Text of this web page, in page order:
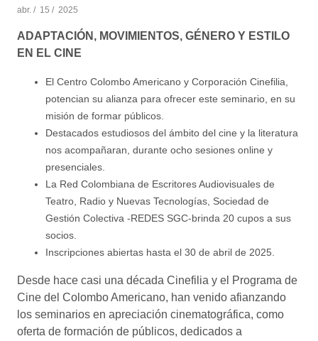
abr. / 15 / 2025
ADAPTACIÓN, MOVIMIENTOS, GÉNERO Y ESTILO
EN EL CINE
El Centro Colombo Americano y Corporación Cinefilia,
potencian su alianza para ofrecer este seminario, en su
misión de formar públicos.
Destacados estudiosos del ámbito del cine y la literatura
nos acompañaran, durante ocho sesiones online y
presenciales.
La Red Colombiana de Escritores Audiovisuales de
Teatro, Radio y Nuevas Tecnologías, Sociedad de
Gestión Colectiva -REDES SGC-brinda 20 cupos a sus
socios.
Inscripciones abiertas hasta el 30 de abril de 2025.
Desde hace casi una década Cinefilia y el Programa de
Cine del Colombo Americano, han venido afianzando
los seminarios en apreciación cinematográfica, como
oferta de formación de públicos, dedicados a